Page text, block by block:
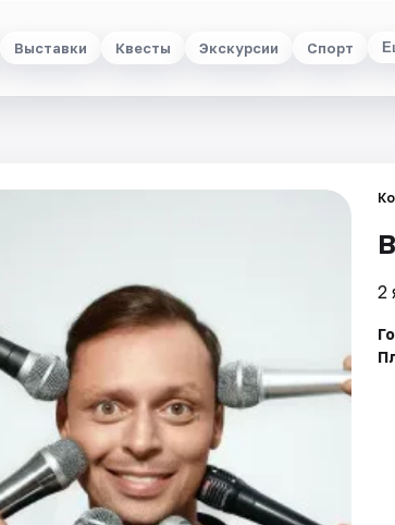
Выставки Квесты Экскурсии Спорт
2